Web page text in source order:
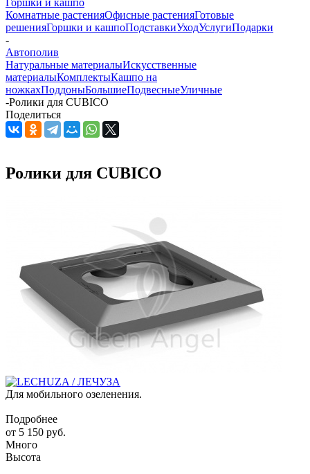
Комнатные растенияОфисные растенияГотовые
решенияГоршки и кашпоПодставкиУходУслугиПодарки
-
Автополив
Натуральные материалыИскусственные
материалыКомплектыКашпо на
ножкахПоддоныБольшиеПодвесныеУличные
-Ролики для CUBICO
Поделиться
Ролики для CUBICO
Для мобильного озеленения.
Подробнее
от 5 150 руб.
Много
Высота